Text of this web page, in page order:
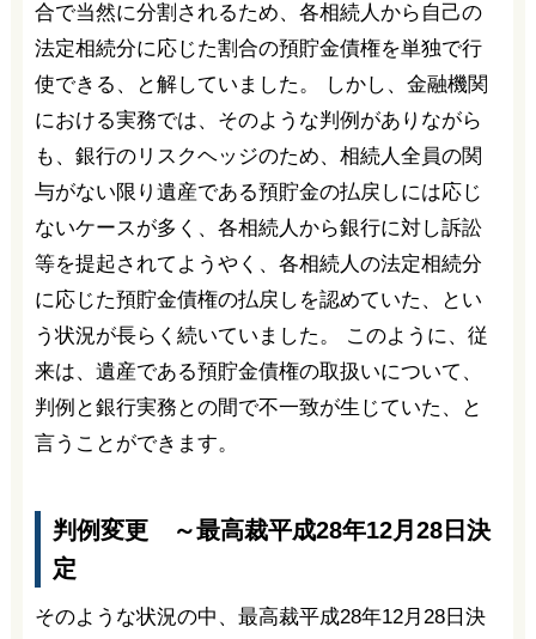
合で当然に分割されるため、各相続人から自己の
法定相続分に応じた割合の預貯金債権を単独で行
使できる、と解していました。 しかし、金融機関
における実務では、そのような判例がありながら
も、銀行のリスクヘッジのため、相続人全員の関
与がない限り遺産である預貯金の払戻しには応じ
ないケースが多く、各相続人から銀行に対し訴訟
等を提起されてようやく、各相続人の法定相続分
に応じた預貯金債権の払戻しを認めていた、とい
う状況が長らく続いていました。 このように、従
来は、遺産である預貯金債権の取扱いについて、
判例と銀行実務との間で不一致が生じていた、と
言うことができます。
判例変更 ～最高裁平成28年12月28日決
定
そのような状況の中、最高裁平成28年12月28日決